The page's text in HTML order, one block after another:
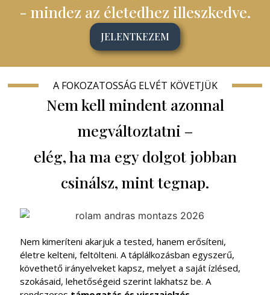
- mindez az életedhez illeszkedve.
JELENTKEZEM
A FOKOZATOSSÁG ELVÉT KÖVETJÜK
Nem kell mindent azonnal
megváltoztatni –
elég, ha ma egy dolgot jobban
csinálsz, mint tegnap.
Nem kimeríteni akarjuk a tested, hanem erősíteni,
életre kelteni, feltölteni. A táplálkozásban egyszerű,
követhető irányelveket kapsz, melyet a saját ízlésed,
szokásaid, lehetőségeid szerint lakhatsz be. A